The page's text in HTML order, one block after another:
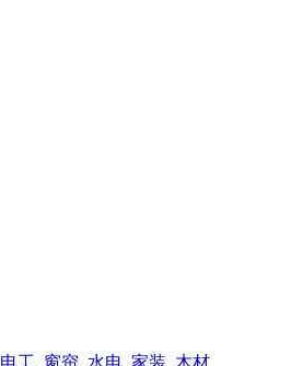
电工 窗帘 水电 家装 木材